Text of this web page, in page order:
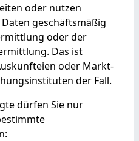
oder nutzen
geschäftsmäßig
oder der
Das ist
oder Markt-
der Fall.
dürfen Sie nur